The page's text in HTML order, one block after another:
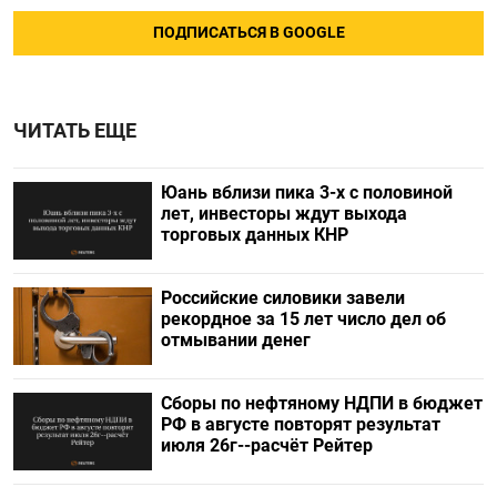
ПОДПИСАТЬСЯ В GOOGLE
ЧИТАТЬ ЕЩЕ
Юань вблизи пика 3-х с половиной
лет, инвесторы ждут выхода
торговых данных КНР
Российские силовики завели
рекордное за 15 лет число дел об
отмывании денег
Сборы по нефтяному НДПИ в бюджет
РФ в августе повторят результат
июля 26г--расчёт Рейтер